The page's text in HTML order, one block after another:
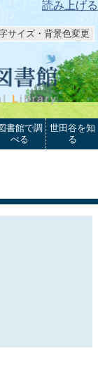
読み上げる
サイズ・背景色変更
書館で調
べる
世田谷を知
る